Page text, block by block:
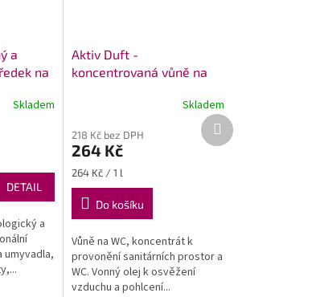
a
na
Skladem
DETAIL
a
Aktiv Duft -
koncentrovaná vůně na
produktu
je
5,0
hvězdiček.
Skladem
218 Kč bez DPH
264 Kč
Měrná
cena:
264 Kč / 1 l
Do košíku
Vůně na WC, koncentrát k
provonění sanitárních prostor a
WC. Vonný olej k osvěžení
vzduchu a pohlcení...
Další
produkt